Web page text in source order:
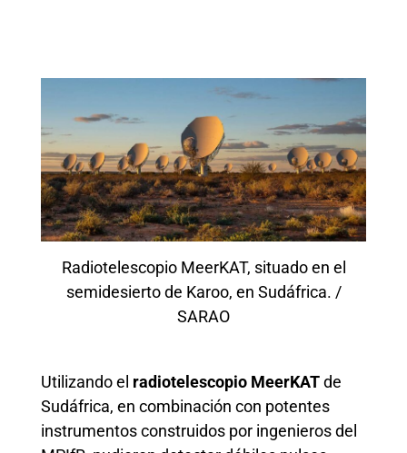
Radiotelescopio MeerKAT, situado en el
semidesierto de Karoo, en Sudáfrica. /
SARAO
Utilizando el radiotelescopio MeerKATde
Sudáfrica, en combinación con potentes
instrumentos construidos por ingenieros del